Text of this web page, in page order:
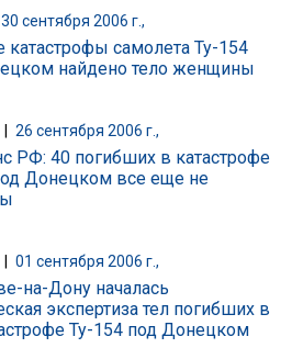
30 сентября 2006 г.,
катастрофы самолета Ту-154
найдено тело женщины
26 сентября 2006 г.,
РФ: 40 погибших в катастрофе
Донецком все еще не
01 сентября 2006 г.,
на-Дону началась
экспертиза тел погибших в
Ту-154 под Донецком